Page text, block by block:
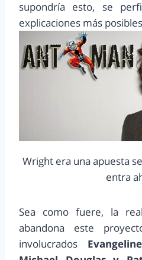
supondría esto, se
explicaciones más
Wright era una apuesta
entra
Sea como fuere, la
abandona este
involucrados